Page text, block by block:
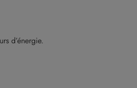
d’énergie.